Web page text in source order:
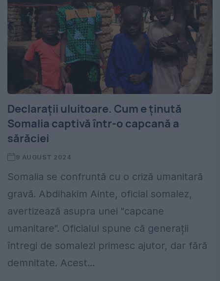
Declarații uluitoare. Cum e ținută
Somalia captivă într-o capcană a
sărăciei
9 AUGUST 2024
Somalia se confruntă cu o criză umanitară
gravă. Abdihakim Ainte, oficial somalez,
avertizează asupra unei "capcane
umanitare". Oficialul spune că generații
întregi de somalezi primesc ajutor, dar fără
demnitate. Acest...